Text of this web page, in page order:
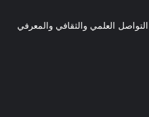
العلمي والثقافي والمعرفي